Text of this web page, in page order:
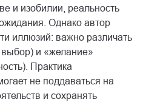
и изобилии, реальность
Однако автор
иллюзий: важно различать
и «желание»
Практика
не поддаваться на
и сохранять